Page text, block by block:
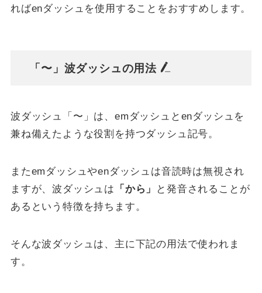
ればenダッシュを使用することをおすすめします。
「〜」波ダッシュの用法
波ダッシュ「〜」は、emダッシュとenダッシュを
兼ね備えたような役割を持つダッシュ記号。
またemダッシュやenダッシュは音読時は無視され
ますが、波ダッシュは
「から」
と発音されることが
あるという特徴を持ちます。
そんな波ダッシュは、主に下記の用法で使われま
す。